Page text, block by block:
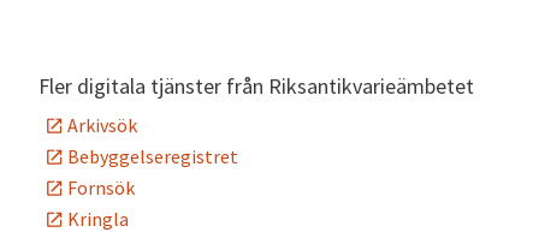
Fler digitala tjänster från Riksantikvarieämbetet
Arkivsök
Bebyggelseregistret
Fornsök
Kringla